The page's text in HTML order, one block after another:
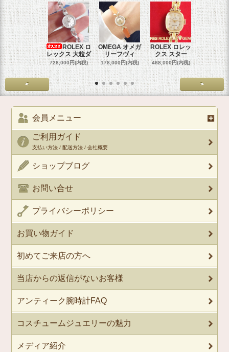
ROLEX ロ
レックス 大粒ダ
728,000円(内税)
OMEGA オメガ
リーフヴィ
178,000円(内税)
ROLEX ロレッ
クス スター
468,000円(内税)
ROLEX
クス
458,000円
< >
会員メニュー
ご利用ガイド
支払い方法 / 配送方法 / 会社概要
ショップブログ
お問い合せ
プライバシーポリシー
お買い物ガイド
初めてご来店の方へ
当店からの返信がないお客様
アンティーク腕時計FAQ
コスチュームジュエリーの魅力
メディア紹介